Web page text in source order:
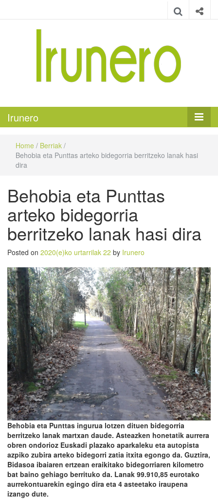
Irunero
Home / Berriak /
Behobia eta Punttas arteko bidegorria berritzeko lanak hasi
dira
Behobia eta Punttas
arteko bidegorria
berritzeko lanak hasi dira
Posted on 2020(e)ko urtarrilak 22 by Irunero
Behobia eta Punttas ingurua lotzen dituen bidegorria
berritzeko lanak martxan daude. Asteazken honetatik aurrera
obren ondorioz Euskadi plazako aparkaleku eta autopista
azpiko zubira arteko bidegorri zatia itxita egongo da. Guztira,
Bidasoa ibaiaren ertzean eraikitako bidegorriaren kilometro
bat baino gehiago berrituko da. Lanak 99.910,85 eurotako
aurrekontuarekin egingo dira eta 4 asteetako iraupena
izango dute.